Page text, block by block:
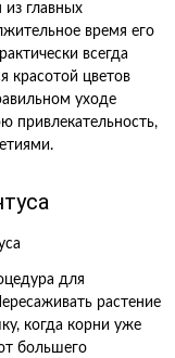
главных
время его
всегда
красотой цветов
уходе
привлекательность,
для
растение
когда корни уже
большего